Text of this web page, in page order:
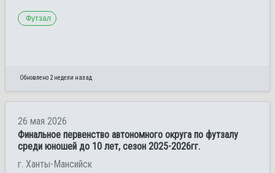
Футзал
Обновлено 2 недели назад
26 мая 2026
Финальное первенство автономного округа по футзалу
среди юношей до 10 лет, сезон 2025-2026гг.
г. Ханты-Мансийск